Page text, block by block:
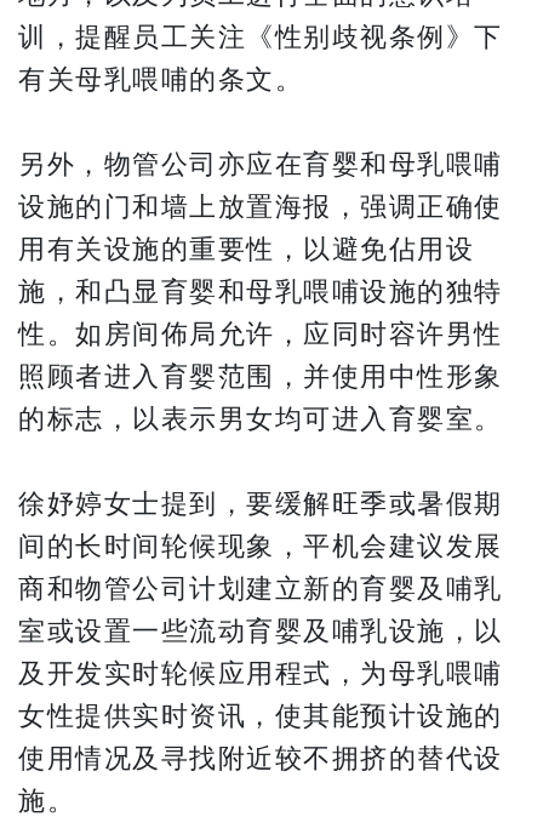
训，提醒员工关注《性别歧视条例》下
有关母乳喂哺的条文。
另外，物管公司亦应在育婴和母乳喂哺
设施的门和墙上放置海报，强调正确使
用有关设施的重要性，以避免佔用设
施，和凸显育婴和母乳喂哺设施的独特
性。如房间佈局允许，应同时容许男性
照顾者进入育婴范围，并使用中性形象
的标志，以表示男女均可进入育婴室。
徐妤婷女士提到，要缓解旺季或暑假期
间的长时间轮候现象，平机会建议发展
商和物管公司计划建立新的育婴及哺乳
室或设置一些流动育婴及哺乳设施，以
及开发实时轮候应用程式，为母乳喂哺
女性提供实时资讯，使其能预计设施的
使用情况及寻找附近较不拥挤的替代设
施。